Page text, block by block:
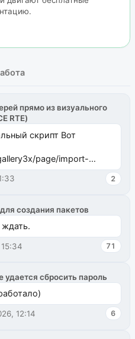
прямо из визуального
RTE)
скрипт Вот
page/import-
2
создания пакетов
71
сбросить пароль
12:14 6